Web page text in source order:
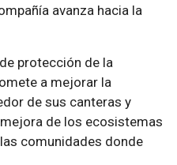
avanza hacia la
protección de la
a mejorar la
de sus canteras y
de los ecosistemas
comunidades donde